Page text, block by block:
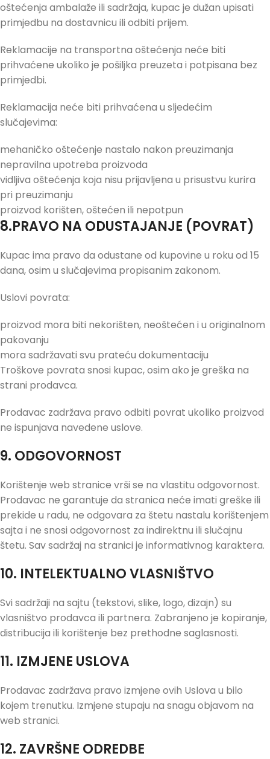
oštećenja ambalaže ili sadržaja, kupac je dužan upisati
primjedbu na dostavnicu ili odbiti prijem.
Reklamacije na transportna oštećenja neće biti
prihvaćene ukoliko je pošiljka preuzeta i potpisana bez
primjedbi.
Reklamacija neće biti prihvaćena u sljedećim
slučajevima:
mehaničko oštećenje nastalo nakon preuzimanja
nepravilna upotreba proizvoda
vidljiva oštećenja koja nisu prijavljena u prisustvu kurira
pri preuzimanju
proizvod korišten, oštećen ili nepotpun
8.PRAVO NA ODUSTAJANJE (POVRAT)
Kupac ima pravo da odustane od kupovine u roku od 15
dana, osim u slučajevima propisanim zakonom.
Uslovi povrata:
proizvod mora biti nekorišten, neoštećen i u originalnom
pakovanju
mora sadržavati svu prateću dokumentaciju
Troškove povrata snosi kupac, osim ako je greška na
strani prodavca.
Prodavac zadržava pravo odbiti povrat ukoliko proizvod
ne ispunjava navedene uslove.
9. ODGOVORNOST
Korištenje web stranice vrši se na vlastitu odgovornost.
Prodavac ne garantuje da stranica neće imati greške ili
prekide u radu, ne odgovara za štetu nastalu korištenjem
sajta i ne snosi odgovornost za indirektnu ili slučajnu
štetu. Sav sadržaj na stranici je informativnog karaktera.
10. INTELEKTUALNO VLASNIŠTVO
Svi sadržaji na sajtu (tekstovi, slike, logo, dizajn) su
vlasništvo prodavca ili partnera. Zabranjeno je kopiranje,
distribucija ili korištenje bez prethodne saglasnosti.
11. IZMJENE USLOVA
Prodavac zadržava pravo izmjene ovih Uslova u bilo
kojem trenutku. Izmjene stupaju na snagu objavom na
web stranici.
12. ZAVRŠNE ODREDBE